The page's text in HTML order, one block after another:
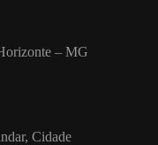
– MG
Cidade